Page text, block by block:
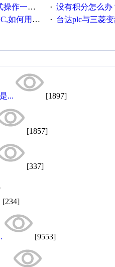
自动备份或还原系统。 · 没有积分怎么办
输入！拜托各位大神了！ · 台达plc与三菱
... [1897]
[1857]
[337]
[234]
[9553]